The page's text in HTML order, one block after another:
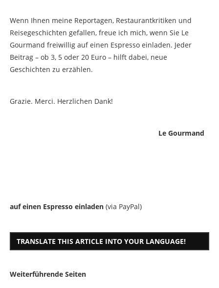
Wenn Ihnen meine Reportagen, Restaurantkritiken und
Reisegeschichten gefallen, freue ich mich, wenn Sie Le
Gourmand freiwillig auf einen Espresso einladen. Jeder
Beitrag – ob 3, 5 oder 20 Euro – hilft dabei, neue
Geschichten zu erzählen.
Grazie. Merci. Herzlichen Dank!
Le Gourmand
auf einen Espresso einladen (via PayPal)
TRANSLATE THIS ARTICLE INTO YOUR LANGUAGE!
Weiterführende Seiten